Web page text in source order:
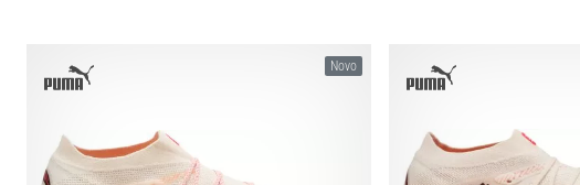
31 32 32½ 33 34 34½ 35
Novo